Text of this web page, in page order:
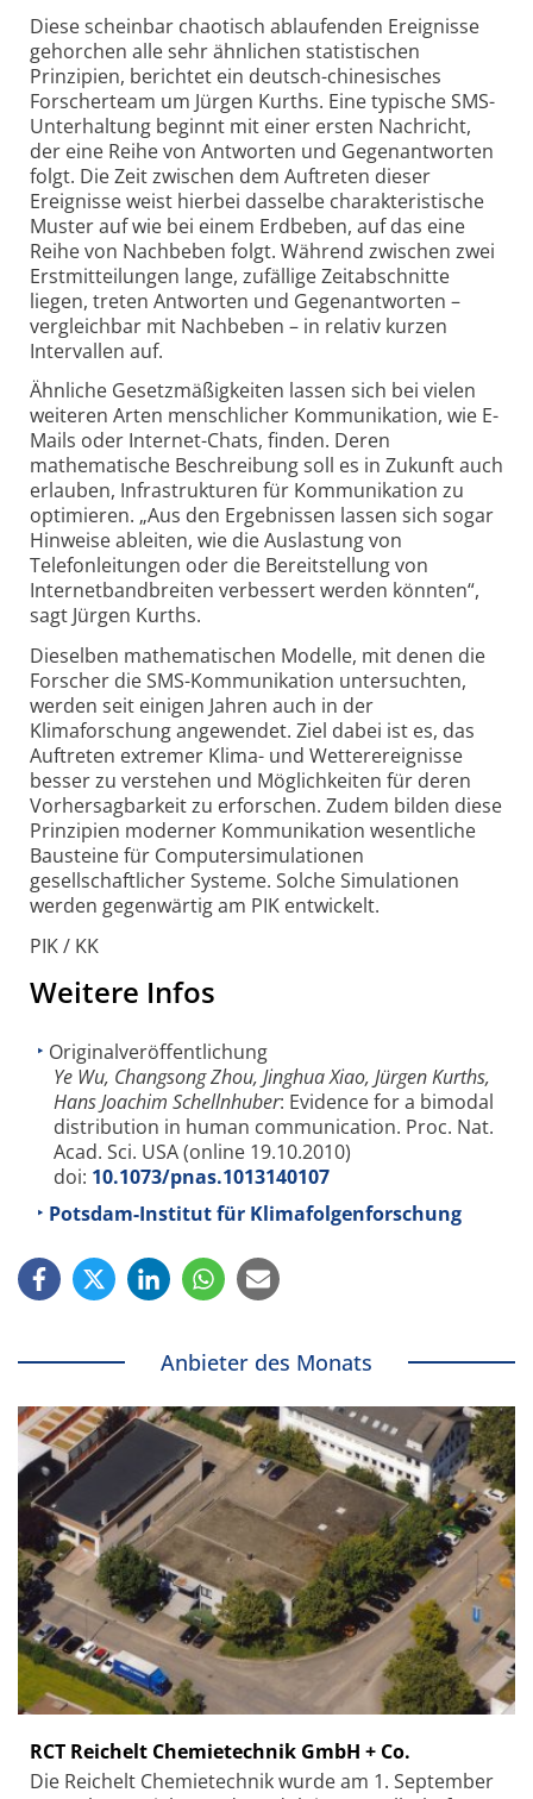
Diese scheinbar chaotisch ablaufenden Ereignisse
gehorchen alle sehr ähnlichen statistischen
Prinzipien, berichtet ein deutsch-chinesisches
Forscherteam um Jürgen Kurths. Eine typische SMS-
Unterhaltung beginnt mit einer ersten Nachricht,
der eine Reihe von Antworten und Gegenantworten
folgt. Die Zeit zwischen dem Auftreten dieser
Ereignisse weist hierbei dasselbe charakteristische
Muster auf wie bei einem Erdbeben, auf das eine
Reihe von Nachbeben folgt. Während zwischen zwei
Erstmitteilungen lange, zufällige Zeitabschnitte
liegen, treten Antworten und Gegenantworten –
vergleichbar mit Nachbeben – in relativ kurzen
Intervallen auf.
Ähnliche Gesetzmäßigkeiten lassen sich bei vielen
weiteren Arten menschlicher Kommunikation, wie E-
Mails oder Internet-Chats, finden. Deren
mathematische Beschreibung soll es in Zukunft auch
erlauben, Infrastrukturen für Kommunikation zu
optimieren. „Aus den Ergebnissen lassen sich sogar
Hinweise ableiten, wie die Auslastung von
Telefonleitungen oder die Bereitstellung von
Internetbandbreiten verbessert werden könnten“,
sagt Jürgen Kurths.
Dieselben mathematischen Modelle, mit denen die
Forscher die SMS-Kommunikation untersuchten,
werden seit einigen Jahren auch in der
Klimaforschung angewendet. Ziel dabei ist es, das
Auftreten extremer Klima- und Wetterereignisse
besser zu verstehen und Möglichkeiten für deren
Vorhersagbarkeit zu erforschen. Zudem bilden diese
Prinzipien moderner Kommunikation wesentliche
Bausteine für Computersimulationen
gesellschaftlicher Systeme. Solche Simulationen
werden gegenwärtig am PIK entwickelt.
PIK / KK
Weitere Infos
Originalveröffentlichung
Ye Wu, Changsong Zhou, Jinghua Xiao, Jürgen Kurths,
Hans Joachim Schellnhuber: Evidence for a bimodal
distribution in human communication. Proc. Nat.
Acad. Sci. USA (online 19.10.2010)
doi: 10.1073/pnas.1013140107
Potsdam-Institut für Klimafolgenforschung
Anbieter des Monats
RCT Reichelt Chemietechnik GmbH + Co.
Die Reichelt Chemietechnik wurde am 1. September